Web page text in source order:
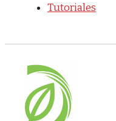
Tutoriales